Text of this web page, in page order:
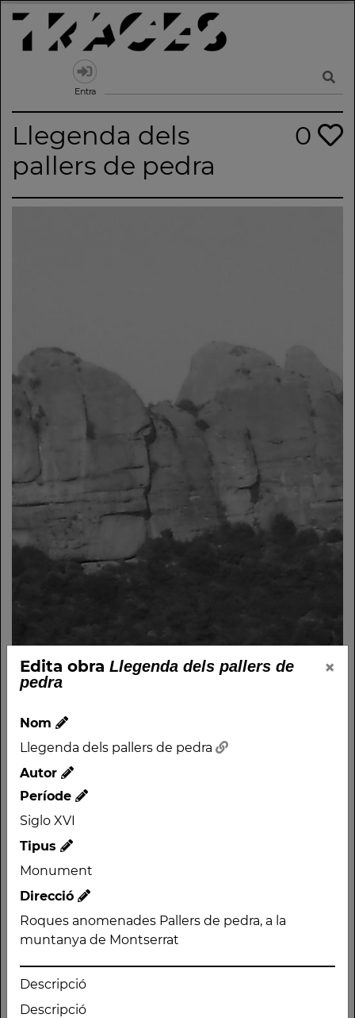
Skip
content
Un mapa de la memòria obert a tothom
Entra
Llegenda dels
pallers de pedra
0
Edita obra Llegenda dels pallers de
pedra
×
Nom
Llegenda dels pallers de pedra
Autor
Període
Siglo XVI
Tipus
Monument
Direcció
Roques anomenades Pallers de pedra, a la
muntanya de Montserrat
Descripció
Descripció
pedra
Autor
Període
Tipus
Monument